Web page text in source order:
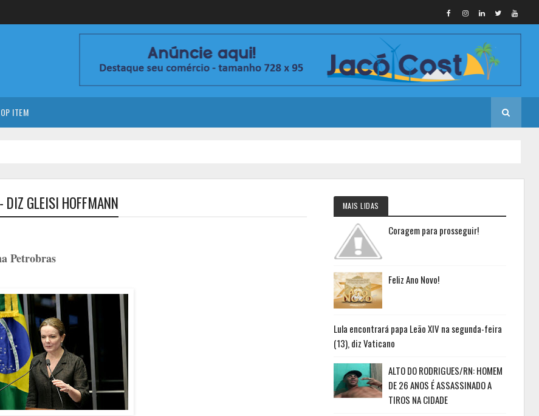
ITEM
DIZ GLEISI HOFFMANN
Petrobras
MAIS LIDAS
Coragem para prosseguir!
Feliz Ano Novo!
Lula encontrará papa Leão XIV na segunda-feira
(13), diz Vaticano
ALTO DO RODRIGUES/RN: HOMEM
DE 26 ANOS É ASSASSINADO A
TIROS NA CIDADE